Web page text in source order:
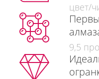
цвет/
9,5